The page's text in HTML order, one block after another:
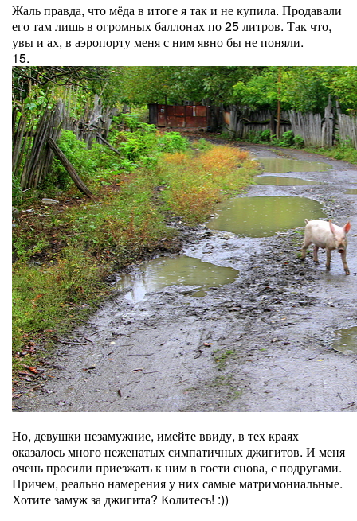
Жаль правда, что мёда в итоге я так и не купила. Продавали
его там лишь в огромных баллонах по 25 литров. Так что,
увы и ах, в аэропорту меня с ним явно бы не поняли.
15.
Но, девушки незамужние, имейте ввиду, в тех краях
оказалось много неженатых симпатичных джигитов. И меня
очень просили приезжать к ним в гости снова, с подругами.
Причем, реально намерения у них самые матримониальные.
Хотите замуж за джигита? Колитесь! :))